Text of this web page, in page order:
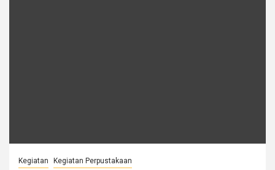
Kegiatan Kegiatan Perpustakaan